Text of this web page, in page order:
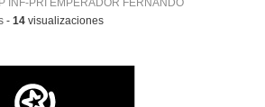
INF-PRI EMPERADOR FERNANDO
-14 visualizaciones